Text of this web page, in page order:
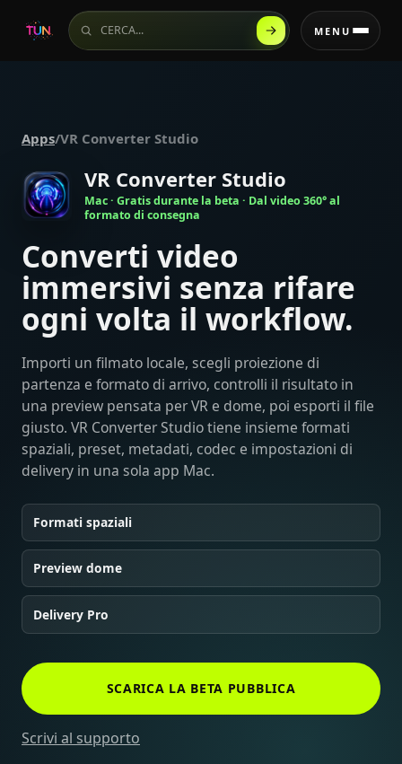
Cerca sul sito MENU
Apps/VR Converter Studio
VR Converter Studio
Mac · Gratis durante la beta · Dal video 360° al
formato di consegna
Converti video
immersivi senza rifare
ogni volta il workflow.
Importi un filmato locale, scegli proiezione di
partenza e formato di arrivo, controlli il risultato in
una preview pensata per VR e dome, poi esporti il file
giusto. VR Converter Studio tiene insieme formati
spaziali, preset, metadati, codec e impostazioni di
delivery in una sola app Mac.
Formati spaziali
Preview dome
Delivery Pro
SCARICA LA BETA PUBBLICA
Scrivi al supporto